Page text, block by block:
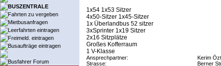
BUSZENTRALE
Fahrten zu vergeben
Mietbusanfragen
Leerfahrten eintragen
Freimeld. eintragen
Busaufträge eintragen
Busfahrer Forum
1x54 1x53 Sitzer
4x50-Sitzer 1x45-Sitzer
1x Überlandbus 52 sitzer
3xSprinter 1x19 Sitzer
2x16 Sitzplätze
Großes Kofferraum
1 V-Klasse
Ansprechpartner:
Kerim
Strasse:
Berner